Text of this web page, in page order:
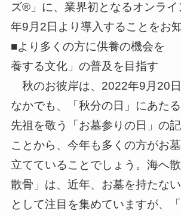
ズ®」に、業界初となるオンラ
年9月2日より導入することをお
■より多くの方に供養の機会を
養する文化」の普及を目指す
秋のお彼岸は、2022年9月20日
なかでも、「秋分の日」にあたる
先祖を敬う「お墓参りの日」の
ことから、今年も多くの方がお
立てていることでしょう。海へ
散骨」は、近年、お墓を持たな
として注目を集めていますが、